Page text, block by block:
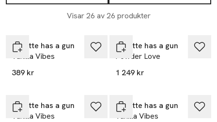
Romano Ricci strävar mot att bevara parfymer för det de ska
Visar 26 av 26 produkter
Juliette has a gun
Vanilla Vibes
389 kr
Juliette has a gun
Powder Love
1 249 kr
Juliette has a gun
Vanilla Vibes
Juliette has a gun
Vanilla Vibes